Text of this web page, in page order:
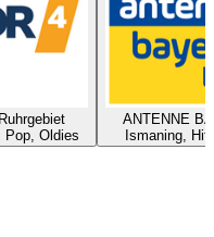
Pop, Oldies
ANTENNE
Ismaning,